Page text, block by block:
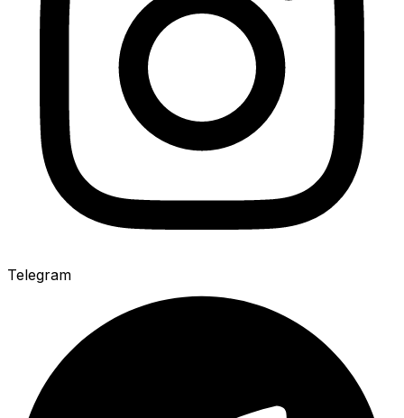
Telegram